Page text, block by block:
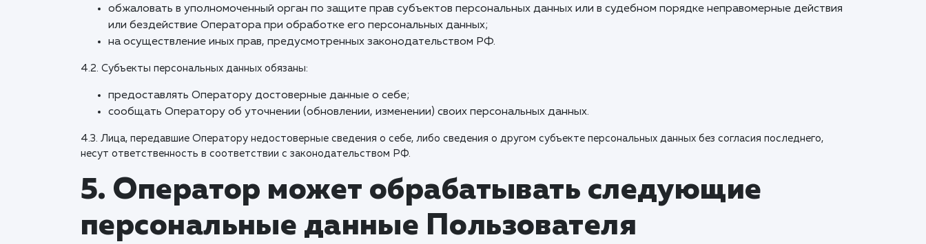
обжаловать в уполномоченный орган по защите прав субъектов персональных данных или в судебном порядке неправомерные действия
или бездействие Оператора при обработке его персональных данных;
на осуществление иных прав, предусмотренных законодательством РФ.
4.2. Субъекты персональных данных обязаны:
предоставлять Оператору достоверные данные о себе;
сообщать Оператору об уточнении (обновлении, изменении) своих персональных данных.
4.3. Лица, передавшие Оператору недостоверные сведения о себе, либо сведения о другом субъекте персональных данных без согласия последнего,
несут ответственность в соответствии с законодательством РФ.
5. Оператор может обрабатывать следующие
персональные данные Пользователя